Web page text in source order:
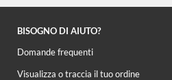
BISOGNO DI AIUTO?
Domande frequenti
Visualizza o traccia il tuo ordine